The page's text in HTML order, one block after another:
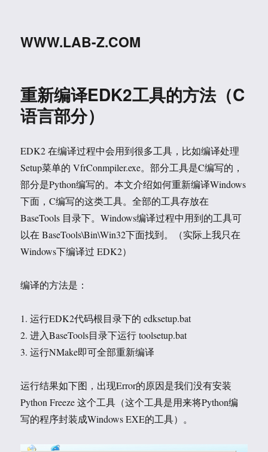
WWW.LAB-Z.COM
重新编译EDK2工具的方法（C
语言部分）
EDK2 在编译过程中会用到很多工具，比如编译处理
Setup菜单的 VfrConmpiler.exe。部分工具是C编写的，
部分是Python编写的。本文介绍如何重新编译Windows
下面，C编写的这类工具。全部的工具存放在
BaseTools 目录下。Windows编译过程中用到的工具可
以在 BaseTools\Bin\Win32下面找到。（实际上我只在
Windows下编译过 EDK2）
编译的方法是：
1. 运行EDK2代码根目录下的 edksetup.bat
2. 进入BaseTools目录下运行 toolsetup.bat
3. 运行NMake即可全部重新编译
运行结果如下图，出现Error的原因是我们没有安装
Python Freeze 这个工具（这个工具是用来将Python编
写的程序封装成Windows EXE的工具）。